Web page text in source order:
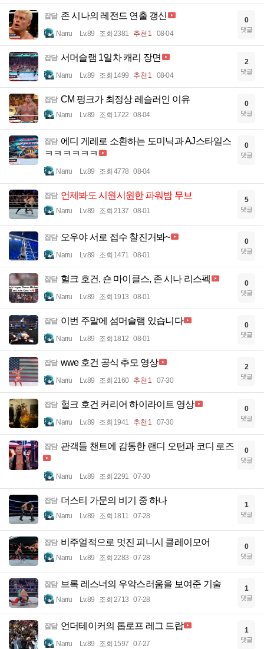
잡담 존 시나의 레전드 연출 갱신
Narru Lv.89 조회 2381 추천 1 08-04
0
댓글
잡담 서머슬램 1일차 캐리 장면
Narru Lv.89 조회 1499 추천 1 08-04
2
댓글
잡담 CM 펑크가 최정상 레슬러인 이유
Narru Lv.89 조회 1722 08-04
0
댓글
잡담 에디 게레로 소환하는 도미닉과 AJ스타일스
ㅋㅋㅋㅋㅋㅋ
Narru Lv.89 조회 4778 08-04
0
댓글
잡담 언제봐도 시원시원한 파워밤 무브
Narru Lv.89 조회 2137 08-01
5
댓글
잡담 오우야 서로 접수 찰진거봐~
Narru Lv.89 조회 1471 08-01
0
댓글
잡담 헐크 호건, 숀 마이클스, 존 시나 리스펙
Narru Lv.89 조회 1913 08-01
0
댓글
잡담 이번 주말에 섬머슬램 있습니다
Narru Lv.89 조회 1812 08-01
0
댓글
잡담 wwe 호건 공식 추모 영상
Narru Lv.89 조회 2160 추천 1 07-30
2
댓글
잡담 헐크 호건 커리어 하이라이트 영상
Narru Lv.89 조회 1941 추천 1 07-30
0
댓글
잡담 관객들 챈트에 감동한 랜디 오턴과 코디 로즈
Narru Lv.89 조회 2291 07-30
0
댓글
잡담 더스티 가문의 비기 중 하나
Narru Lv.89 조회 1811 07-28
1
댓글
잡담 비주얼적으로 멋진 피니시 클레이모어
Narru Lv.89 조회 2283 07-28
0
댓글
잡담 브록 레스너의 우악스러움을 보여준 기술
Narru Lv.89 조회 2713 07-28
1
댓글
잡담 언더테이커의 톱로프 레그 드랍
Narru Lv.89 조회 1597 07-27
1
댓글